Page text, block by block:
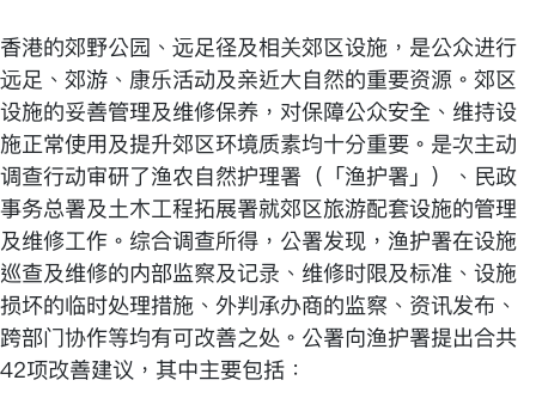
香港的郊野公园、远足径及相关郊区设施，是公众进行
远足、郊游、康乐活动及亲近大自然的重要资源。郊区
设施的妥善管理及维修保养，对保障公众安全、维持设
施正常使用及提升郊区环境质素均十分重要。是次主动
调查行动审研了渔农自然护理署（「渔护署」）、民政
事务总署及土木工程拓展署就郊区旅游配套设施的管理
及维修工作。综合调查所得，公署发现，渔护署在设施
巡查及维修的内部监察及记录、维修时限及标准、设施
损坏的临时处理措施、外判承办商的监察、资讯发布、
跨部门协作等均有可改善之处。公署向渔护署提出合共
42项改善建议，其中主要包括：